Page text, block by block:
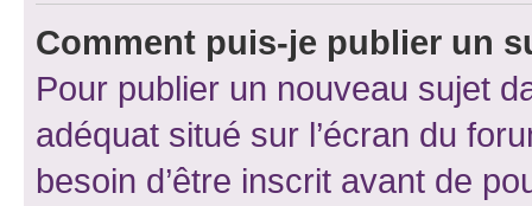
Comment puis-je publier un
Pour publier un nouveau sujet
adéquat situé sur l’écran du
besoin d’être inscrit avant de